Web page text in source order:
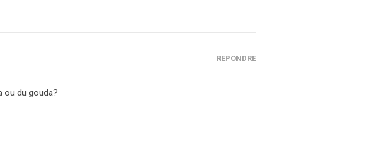
RÉPONDRE
ou du gouda?